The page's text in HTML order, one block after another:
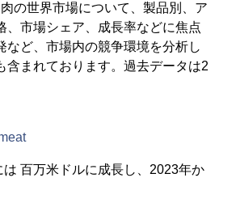
の世界市場について、製品別、ア
、市場シェア、成長率などに焦点
ど、市場内の競争環境を分析し
含まれております。過去データは2
百万米ドルに成長し、2023年か